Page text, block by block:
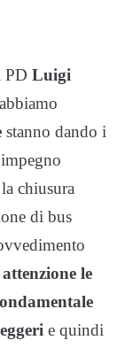
PD Luigi
stanno dando i
chiusura
di bus
le
e quindi